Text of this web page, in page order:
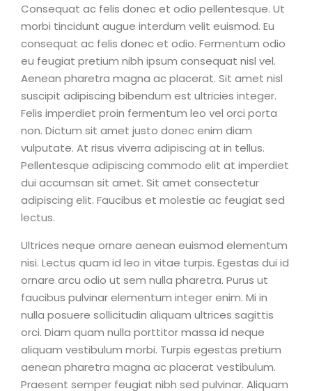
Consequat ac felis donec et odio pellentesque. Ut
morbi tincidunt augue interdum velit euismod. Eu
consequat ac felis donec et odio. Fermentum odio
eu feugiat pretium nibh ipsum consequat nisl vel.
Aenean pharetra magna ac placerat. Sit amet nisl
suscipit adipiscing bibendum est ultricies integer.
Felis imperdiet proin fermentum leo vel orci porta
non. Dictum sit amet justo donec enim diam
vulputate. At risus viverra adipiscing at in tellus.
Pellentesque adipiscing commodo elit at imperdiet
dui accumsan sit amet. Sit amet consectetur
adipiscing elit. Faucibus et molestie ac feugiat sed
lectus.
Ultrices neque ornare aenean euismod elementum
nisi. Lectus quam id leo in vitae turpis. Egestas dui id
ornare arcu odio ut sem nulla pharetra. Purus ut
faucibus pulvinar elementum integer enim. Mi in
nulla posuere sollicitudin aliquam ultrices sagittis
orci. Diam quam nulla porttitor massa id neque
aliquam vestibulum morbi. Turpis egestas pretium
aenean pharetra magna ac placerat vestibulum.
Praesent semper feugiat nibh sed pulvinar. Aliquam